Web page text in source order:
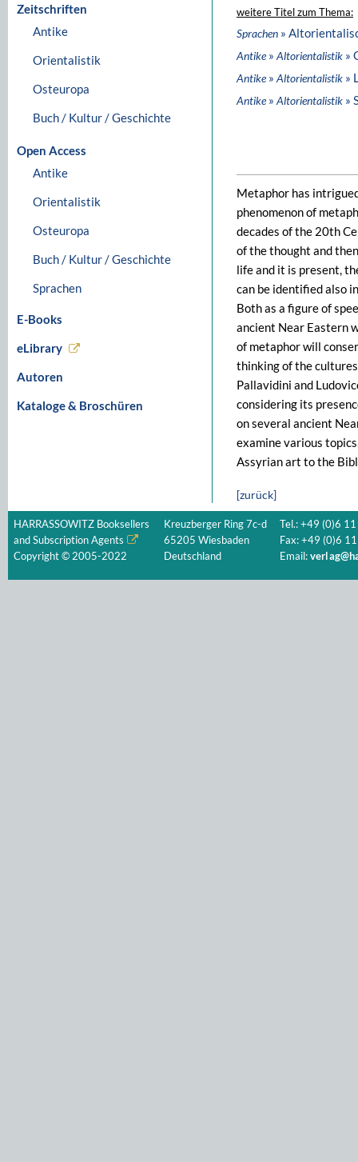
Zeitschriften
Antike
Orientalistik
Osteuropa
Buch / Kultur / Geschichte
Open Access
Antike
Orientalistik
Osteuropa
Buch / Kultur / Geschichte
Sprachen
E-Books
eLibrary
Autoren
Kataloge & Broschüren
weitere Titel zum Thema:
Sprachen »
Antike» Altorientalistik »
Antike» Altorientalistik »
Antike» Altorientalistik »
Metaphor has
phenomenon of
decades of the 20th
of the thought and
life and it is present,
can be identified also
Both as a figure of
ancient Near Eastern
of metaphor will
thinking of the
Pallavidini and
considering its
on several ancient
examine various
Assyrian art to the
[zurück]
HARRASSOWITZ Booksellers
and Subscription Agents
Copyright © 2005-2022
Kreuzberger Ring 7c-d
65205 Wiesbaden
Deutschland
Tel.: +49 (0)6
Fax: +49 (0)6
Email: